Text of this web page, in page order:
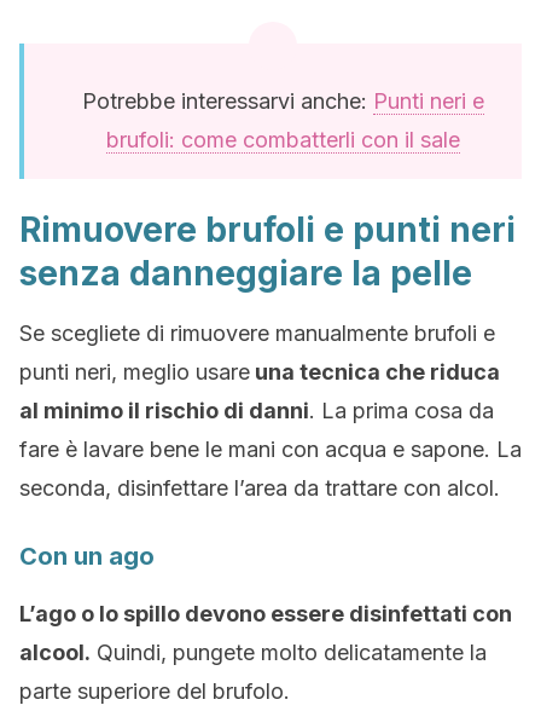
Potrebbe interessarvi anche: Punti neri e
brufoli: come combatterli con il sale
Rimuovere brufoli e punti neri
senza danneggiare la pelle
Se scegliete di rimuovere manualmente brufoli e
punti neri, meglio usare una tecnica che riduca
al minimo il rischio di danni. La prima cosa da
fare è lavare bene le mani con acqua e sapone. La
seconda, disinfettare l’area da trattare con alcol.
Con un ago
L’ago o lo spillo devono essere disinfettati con
alcool. Quindi, pungete molto delicatamente la
parte superiore del brufolo.